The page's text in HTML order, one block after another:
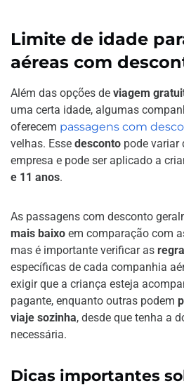
Limite de idade
aéreas com
Além das opções de viagem
uma certa idade, algumas
oferecem passagens com
velhas. Esse desconto pode variar
empresa e pode ser aplicado a
e 11 anos.
As passagens com desconto
mais baixo em comparação com
mas é importante verificar as
específicas de cada companhia
exigir que a criança esteja
pagante, enquanto outras podem
viaje sozinha, desde que tenha a
necessária.
Dicas importantes